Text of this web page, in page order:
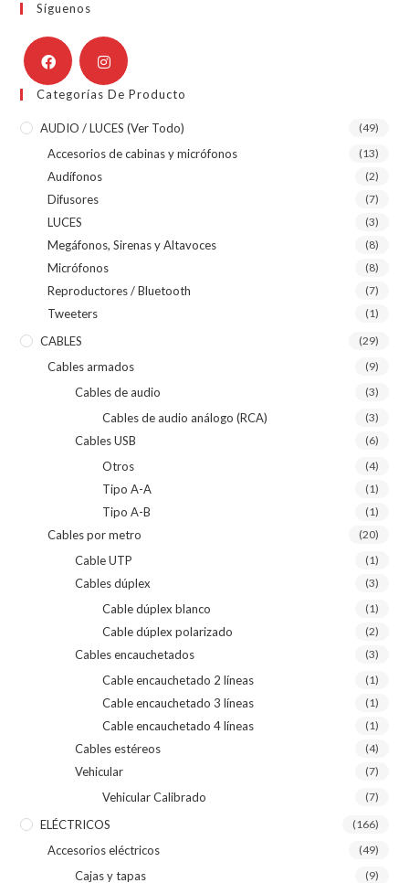
Síguenos
Categorías De Producto
AUDIO / LUCES (ver Todo) (49)
Accesorios de cabinas y micrófonos (13)
Audífonos (2)
Difusores (7)
LUCES (3)
Megáfonos, Sirenas y Altavoces (8)
Micrófonos (8)
Reproductores / Bluetooth (7)
Tweeters (1)
CABLES (29)
Cables armados (9)
Cables de audio (3)
Cables de audio análogo (RCA) (3)
Cables USB (6)
Otros (4)
Tipo A-A (1)
Tipo A-B (1)
Cables por metro (20)
Cable UTP (1)
Cables dúplex (3)
Cable dúplex blanco (1)
Cable dúplex polarizado (2)
Cables encauchetados (3)
Cable encauchetado 2 líneas (1)
Cable encauchetado 3 líneas (1)
Cable encauchetado 4 líneas (1)
Cables estéreos (4)
Vehicular (7)
Vehicular Calibrado (7)
ELÉCTRICOS (166)
Accesorios eléctricos (49)
Cajas y tapas (9)